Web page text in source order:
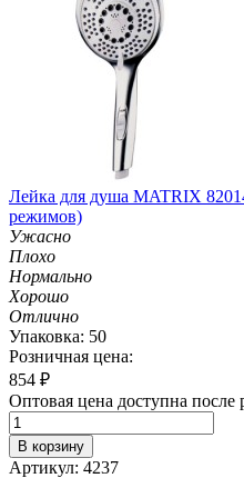
Лейка для душа MATRIX
режимов)
Ужасно
Плохо
Нормально
Хорошо
Отлично
Упаковка: 50
Розничная цена:
854 ₽
Оптовая цена доступна после
В корзину
Артикул: 4237